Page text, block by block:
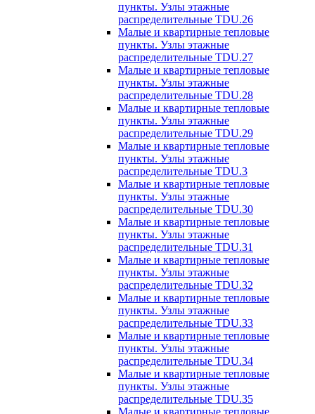
пункты. Узлы этажные
распределительные TDU.26
Малые и квартирные тепловые
пункты. Узлы этажные
распределительные TDU.27
Малые и квартирные тепловые
пункты. Узлы этажные
распределительные TDU.28
Малые и квартирные тепловые
пункты. Узлы этажные
распределительные TDU.29
Малые и квартирные тепловые
пункты. Узлы этажные
распределительные TDU.3
Малые и квартирные тепловые
пункты. Узлы этажные
распределительные TDU.30
Малые и квартирные тепловые
пункты. Узлы этажные
распределительные TDU.31
Малые и квартирные тепловые
пункты. Узлы этажные
распределительные TDU.32
Малые и квартирные тепловые
пункты. Узлы этажные
распределительные TDU.33
Малые и квартирные тепловые
пункты. Узлы этажные
распределительные TDU.34
Малые и квартирные тепловые
пункты. Узлы этажные
распределительные TDU.35
Малые и квартирные тепловые